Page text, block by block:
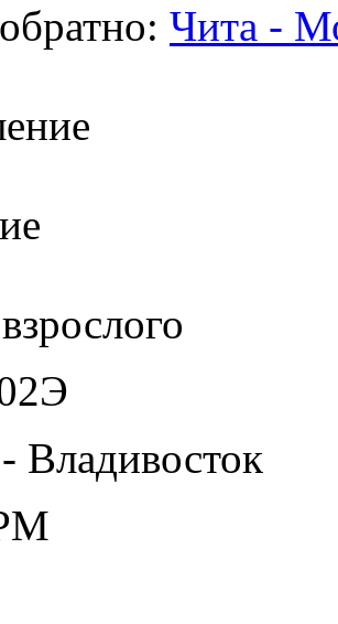
Чита -
Владивосток